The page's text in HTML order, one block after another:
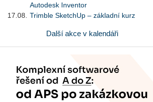
Autodesk Inventor
17.08.
Trimble SketchUp – základní kurz
Další akce v kalendáři